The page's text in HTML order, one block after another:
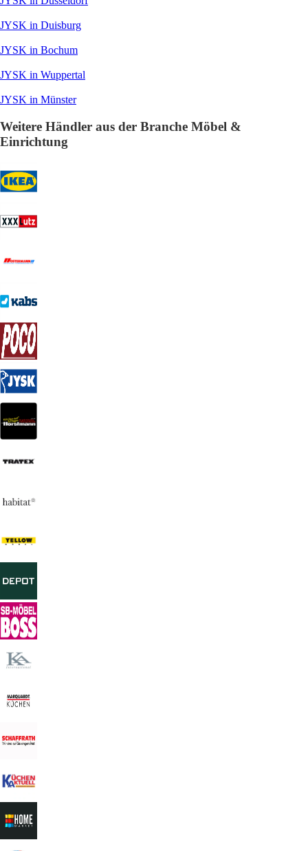
JYSK in Duisburg
JYSK in Bochum
JYSK in Wuppertal
JYSK in Münster
Weitere Händler aus der Branche Möbel &
Einrichtung